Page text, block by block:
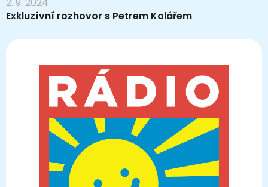
Exkluzívní rozhovor s Petrem Kolářem